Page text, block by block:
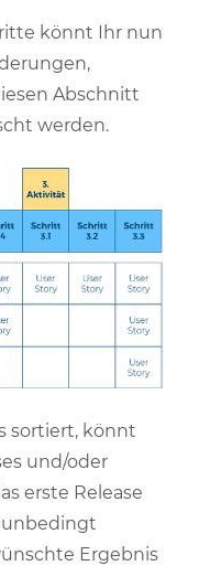
könnt Ihr nun
Abschnitt
werden.
sortiert, könnt
und/oder
erste Release
unbedingt
Ergebnis